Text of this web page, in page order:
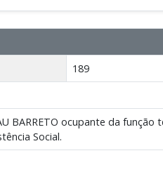
189
BARRETO ocupante da
Social.